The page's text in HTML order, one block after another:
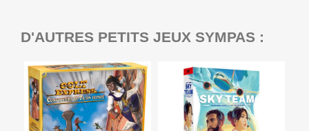
D'AUTRES PETITS JEUX SYMPAS :